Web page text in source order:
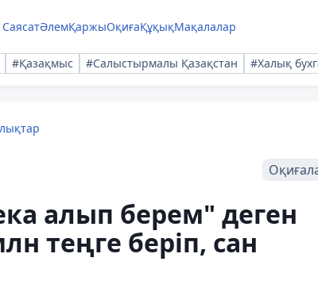
СаясатӘлемҚаржыОқиғаҚұқықМақалалар
#Қазақмыс #Салыстырмалы Қазақстан #Халық
алып берем" деген
теңге беріп, сан